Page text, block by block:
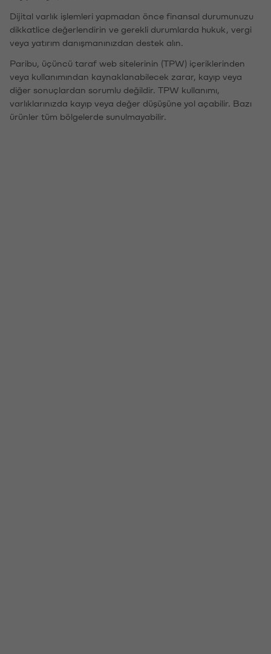
Dijital varlık işlemleri yapmadan önce finansal durumunuzu
dikkatlice değerlendirin ve gerekli durumlarda hukuk, vergi
veya yatırım danışmanınızdan destek alın.
Paribu, üçüncü taraf web sitelerinin (TPW) içeriklerinden
veya kullanımından kaynaklanabilecek zarar, kayıp veya
diğer sonuçlardan sorumlu değildir. TPW kullanımı,
varlıklarınızda kayıp veya değer düşüşüne yol açabilir. Bazı
ürünler tüm bölgelerde sunulmayabilir.